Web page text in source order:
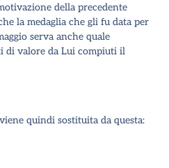
della precedente
la medaglia che gli fu data per
serva anche quale
di valore da Lui compiuti il
quindi sostituita da questa: